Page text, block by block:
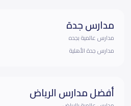
مدارس جدة
مدارس عالمية بجده
مدارس جدة الأهلية
أفضل مدارس الرياض